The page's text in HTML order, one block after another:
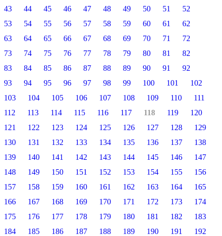
43
44 45 46 47 48 49 50 51
52
53
54 55 56 57 58 59 60 61
62
63
64 65 66 67 68 69 70 71
72
73
74 75 76 77 78 79 80 81
82
83
84 85 86 87 88 89 90 91
92
93
94 95 96 97 98 99 100 101
102
103
104 105 106 107 108 109 110
111
112
113 114 115 116 117 118 119
120
121
122 123 124 125 126 127 128
129
130
131 132 133 134 135 136 137
138
139
140 141 142 143 144 145 146
147
148
149 150 151 152 153 154 155
156
157
158 159 160 161 162 163 164
165
166
167 168 169 170 171 172 173
174
175
176 177 178 179 180 181 182
183
184
185 186 187 188 189 190 191
192